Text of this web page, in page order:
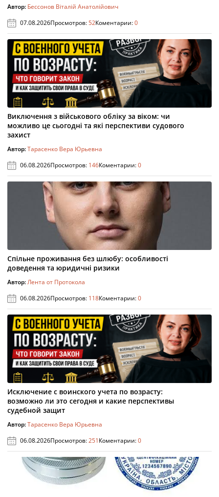
Автор: Бессонов Віталій Анатолійович
07.08.2026Просмотров:52Коментарии:0
Виключення з військового обліку за віком: чи
можливо це сьогодні та які перспективи судового
захист
Автор:Тарасенко Вера Юрьевна
06.08.2026Просмотров: 146Коментарии:0
Спільне проживання без шлюбу: особливості
доведення та юридичні ризики
Автор:Лента от Протокола
06.08.2026Просмотров: 118Коментарии:0
Исключение с воинского учета по возрасту:
возможно ли это сегодня и какие перспективы
судебной защит
Автор:Тарасенко Вера Юрьевна
06.08.2026Просмотров:251Коментарии:0